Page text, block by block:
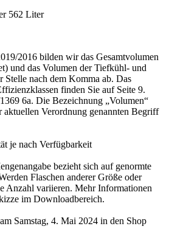
562 Liter
2016 bilden wir das Gesamtvolumen
und das Volumen der Tiefkühl- und
Stelle nach dem Komma ab. Das
finden Sie auf Seite 9.
6a. Die Bezeichnung „Volumen“
aktuellen Verordnung genannten Begriff
je nach Verfügbarkeit
bezieht sich auf genormte
Flaschen anderer Größe oder
Anzahl variieren. Mehr Informationen
im Downloadbereich.
Samstag, 4. Mai 2024 in den Shop